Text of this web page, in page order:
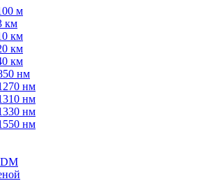
м
км
км
км
км
нм
нм
нм
нм
нм